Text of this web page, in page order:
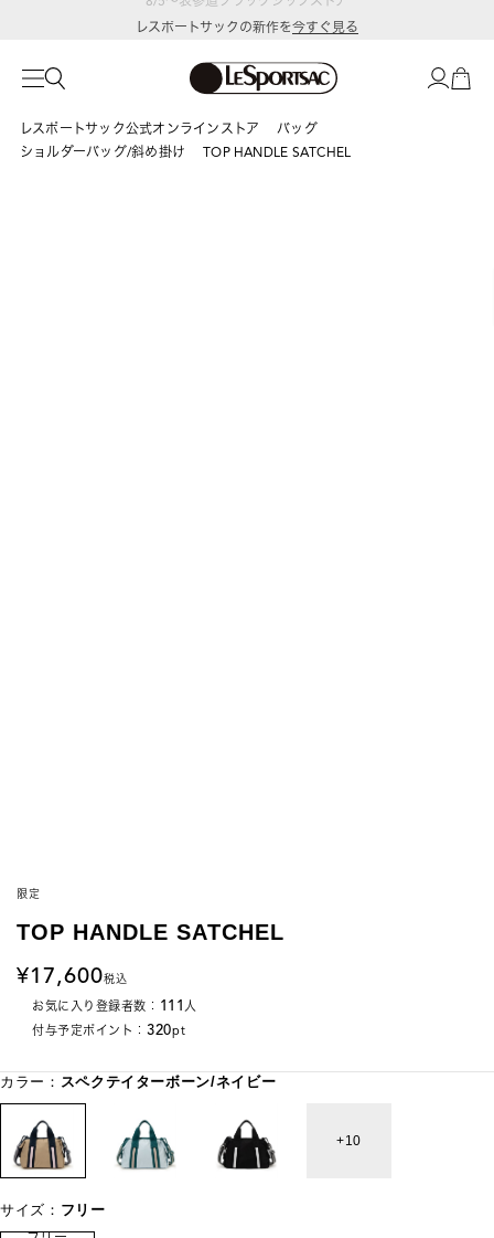
レスポートサックの新作を今すぐ見る
レスポートサック公式オンラインストア
バッグ
ショルダーバッグ/斜め掛け
TOP HANDLE SATCHEL
限定
TOP HANDLE SATCHEL
17,600税込
お気に入り登録者数： 111 人
付与予定ポイント： 320pt
カラー： スペクテイターボーン/ネイビー
10
サイズ： フリー